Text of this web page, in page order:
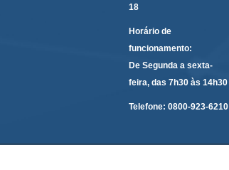
18
Horário de
funcionamento:
De Segunda a sexta-
feira, das 7h30 às 14h30
Telefone: 0800-923-6210